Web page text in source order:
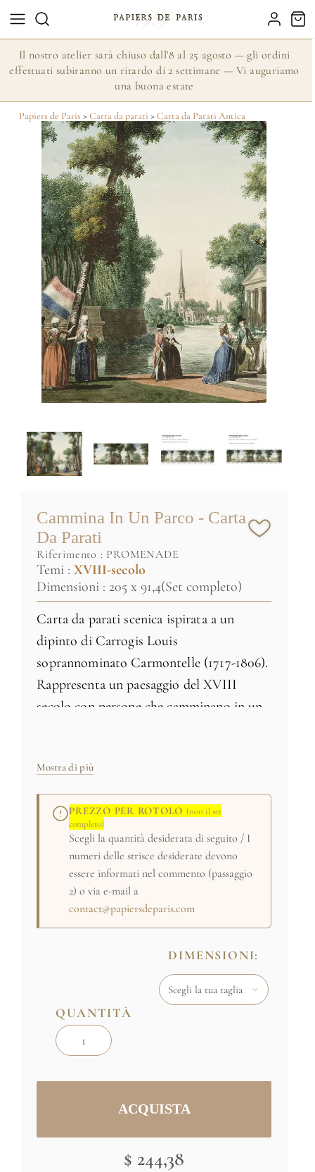
Il nostro atelier sarà chiuso dall'8 al 25 agosto — gli ordini
effettuati subiranno un ritardo di 2 settimane — Vi auguriamo
una buona estate
Papiers de Paris >Carta da parati >Carta da Parati Antica
Cammina In Un Parco - Carta
Da Parati
riferimento : PROMENADE
Temi :XVIII-secolo
Dimensioni : 205 x 91,4(Set completo)
Carta da parati scenica ispirata a un
dipinto di Carrogis Louis
soprannominato Carmontelle (1717-1806).
Rappresenta un paesaggio del XVIII
secolo con persone che camminano in un
Fabbricato in Francia
L'intero decoro (10 pannellos) = H 205 x 914 cm
Si prega di indicare el pannello desiderata nella sezione
"commenti"
Dimensioni e colori specifici su richiesta
(C) RMN-Grand Palais (musée du Louvre)
/ Michel Urtado
quantità desiderata di seguito / I numeri
delle strisce desiderate devono essere
informati nel commento (passaggio 2) o
via e-mail a contact@papiersdeparis.com
Mostra di più
PREZZO PER ROTOLO (non il set
completo)
Scegli la quantità desiderata di seguito / I
numeri delle strisce desiderate devono
essere informati nel commento (passaggio
2) o via e-mail a
contact@papiersdeparis.com
DIMENSIONI:
QUANTITÀ
$ 244,38